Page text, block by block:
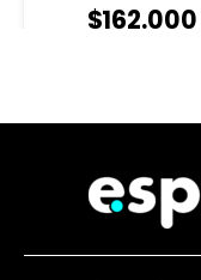
$162.000